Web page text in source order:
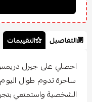
التفاصيل التقييمات
احصلي على جيرل دريمس
ساحرة تدوم طوال
الشخصية واستمتعي